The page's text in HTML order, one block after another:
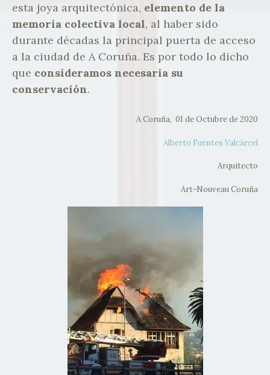
esta joya arquitectónica, elemento de la
memoria colectiva local, al haber sido
durante décadas la principal puerta de acceso
a la ciudad de A Coruña. Es por todo lo dicho
que consideramos necesaria su
conservación.
A Coruña, 01 de Octubre de 2020
Alberto Fuentes Valcárcel
Arquitecto
Art-Nouveau Coruña